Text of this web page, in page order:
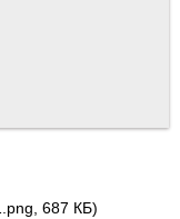
687 КБ)